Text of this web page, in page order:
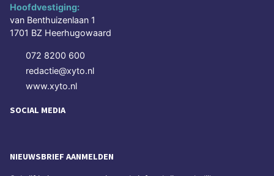
Hoofdvestiging:
van Benthuizenlaan 1
1701 BZ Heerhugowaard
072 8200 600
redactie@xyto.nl
www.xyto.nl
SOCIAL MEDIA
NIEUWSBRIEF AANMELDEN